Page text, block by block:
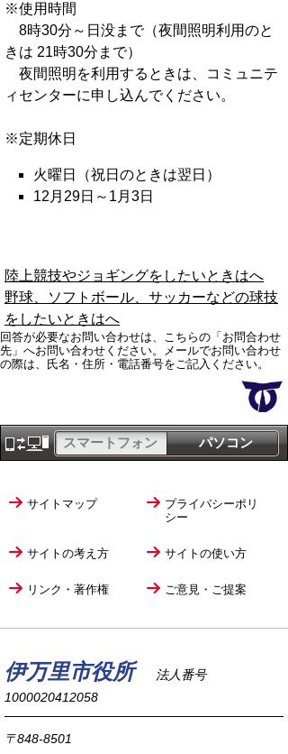
※使用時間
8時30分～日没まで（夜間照明利用のと
きは 21時30分まで）
夜間照明を利用するときは、コミュニテ
ィセンターに申し込んでください。
※定期休日
火曜日（祝日のときは翌日）
12月29日～1月3日
陸上競技やジョギングをしたいときはへ
野球、ソフトボール、サッカーなどの球技
をしたいときはへ
回答が必要なお問い合わせは、こちらの「お問合わせ
先」へお問い合わせください。メールでお問い合わせ
の際は、氏名・住所・電話番号をご記入ください。
パソコン
スマートフォン
サイトマップ
プライバシーポリ
シー
サイトの考え方 サイトの使い方
リンク・著作権 ご意見・ご提案
伊万里市役所
法人番号
1000020412058
〒848-8501